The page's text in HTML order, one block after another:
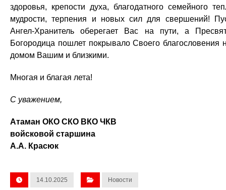
здоровья, крепости духа, благодатного семейного
мудрости, терпения и новых сил для свершений!
Ангел-Хранитель оберегает Вас на пути, а
Богородица пошлет покрывало Своего благословения
домом Вашим и близкими.
Многая и благая лета!
С уважением,
Атаман ОКО СКО ВКО ЧКВ
войсковой старшина
А.А. Красюк
14.10.2025 Новости